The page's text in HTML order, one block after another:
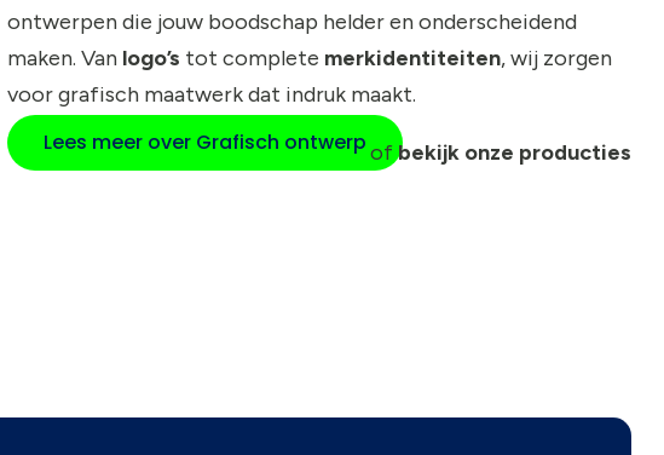
ontwerpen die jouw boodschap helder en onderscheidend
maken. Van logo’s tot complete merkidentiteiten, wij zorgen
voor grafisch maatwerk dat indruk maakt.
Lees meer over Grafisch ontwerpofbekijk onze producties